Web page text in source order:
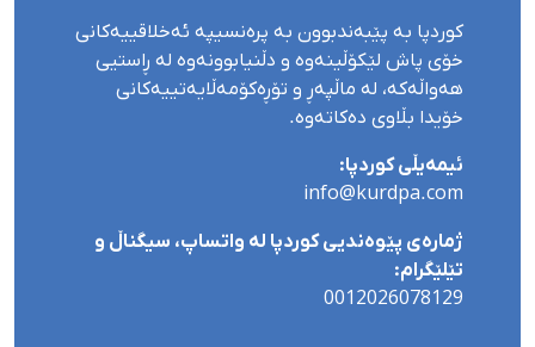
کوردپا بە پێبەندبوون بە پرەنسیپە ئەخلاقییەکانی
خۆی پاش لێکۆڵینەوە و دڵنیابوونەوە لە ڕاستیی
هەواڵەکە، لە ماڵپەڕ و تۆڕەکۆمەڵایەتییەکانی
خۆیدا بڵاوی دەکاتەوە.
ئیمەیڵی کوردپا:
info@kurdpa.com
ژمارەی پێوەندیی کوردپا لە واتساپ، سیگناڵ و
تێلێگرام:
0012026078129